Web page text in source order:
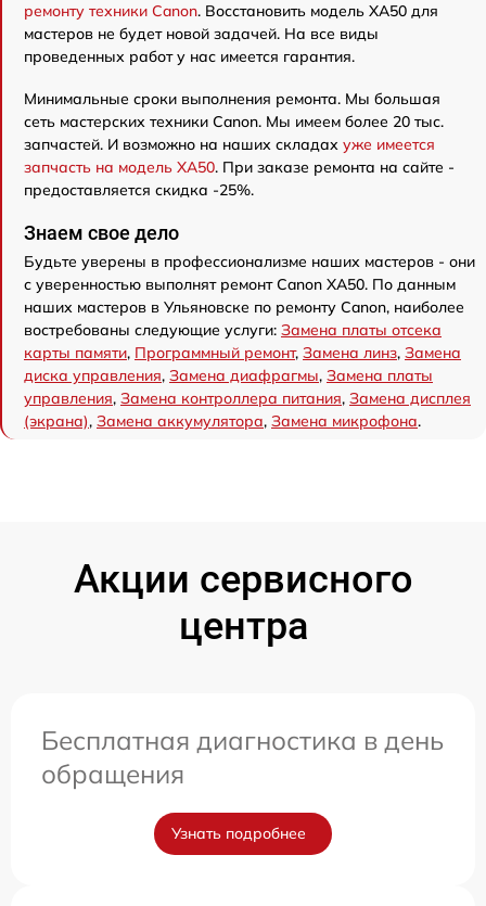
ремонту техники Canon. Восстановить модель XA50 для
мастеров не будет новой задачей. На все виды
проведенных работ у нас имеется гарантия.
Минимальные сроки выполнения ремонта. Мы большая
сеть мастерских техники Canon. Мы имеем более 20 тыс.
запчастей. И возможно на наших складах уже имеется
запчасть на модель XA50. При заказе ремонта на сайте -
предоставляется скидка -25%.
Знаем свое дело
Будьте уверены в профессионализме наших мастеров - они
с уверенностью выполнят ремонт Canon XA50. По данным
наших мастеров в Ульяновске по ремонту Canon, наиболее
востребованы следующие услуги: Замена платы отсека
карты памяти, Программный ремонт, Замена линз, Замена
диска управления, Замена диафрагмы, Замена платы
управления, Замена контроллера питания, Замена дисплея
(экрана), Замена аккумулятора, Замена микрофона.
Акции сервисного
центра
Бесплатная диагностика в день
обращения
Узнать подробнее